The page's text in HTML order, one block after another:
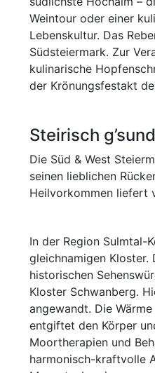
Weintour oder einer
Lebenskultur. Das
Südsteiermark. Zur
kulinarische
der Krönungsfestakt
Steirisch
Die Süd & West
seinen lieblichen
Heilvorkommen liefert
In der Region Sulmtal-
gleichnamigen
historischen
Kloster Schwanberg.
angewandt. Die
entgiftet den Körper
Moortherapien und
harmonisch-kraftvolle